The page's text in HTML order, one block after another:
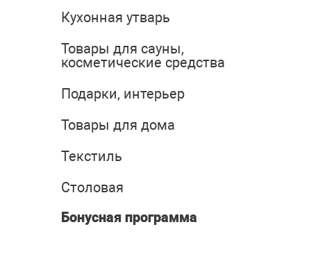
Кухонная утварь
Товары для сауны,
косметические средства
Подарки, интерьер
Товары для дома
Текстиль
Столовая
Бонусная программа